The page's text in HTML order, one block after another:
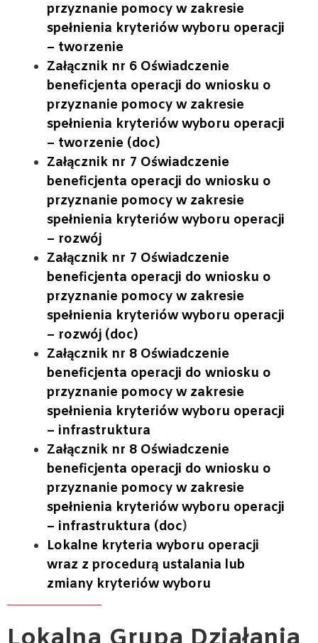
przyznanie pomocy w zakresie
spełnienia kryteriów wyboru operacji
– tworzenie
Załącznik nr 6 Oświadczenie
beneficjenta operacji do wniosku o
przyznanie pomocy w zakresie
spełnienia kryteriów wyboru operacji
– tworzenie (doc)
Załącznik nr 7 Oświadczenie
beneficjenta operacji do wniosku o
przyznanie pomocy w zakresie
spełnienia kryteriów wyboru operacji
– rozwój
Załącznik nr 7 Oświadczenie
beneficjenta operacji do wniosku o
przyznanie pomocy w zakresie
spełnienia kryteriów wyboru operacji
– rozwój (doc)
Załącznik nr 8 Oświadczenie
beneficjenta operacji do wniosku o
przyznanie pomocy w zakresie
spełnienia kryteriów wyboru operacji
– infrastruktura
Załącznik nr 8 Oświadczenie
beneficjenta operacji do wniosku o
przyznanie pomocy w zakresie
spełnienia kryteriów wyboru operacji
– infrastruktura (doc)
Lokalne kryteria wyboru operacji
wraz z procedurą ustalania lub
zmiany kryteriów wyboru